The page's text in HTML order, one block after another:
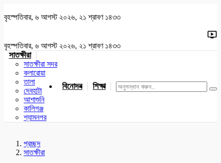
বৃহস্পতিবার, ৬ আগস্ট ২০২৬, ২১ শ্রাবণ ১৪৩৩
বৃহস্পতিবার, ৬ আগস্ট ২০২৬, ২১ শ্রাবণ ১৪৩৩
সাতক্ষীরা
সাতক্ষীরা সদর
কলারোয়া
তালা
দেবহাটা
আশাশুনি
কালিগঞ্জ
শ্যামনগর
বিনোদন শিক্ষা খেলাধুলা জাতীয় যশোর
প্রচ্ছদ
সাতক্ষীরা